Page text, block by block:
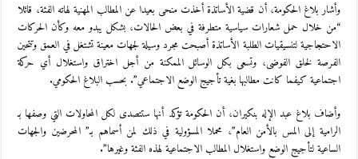
وأشار بلاغ الحكومة، أن قضية الأساتذة أخذت منحى بعيدا عن المطالب المهنية لهاته الفئة، قائلا
“من خلال حمل شعارات سياسية متطرفة في بعض الحالات، بشكل يبدو معه وكأن الحركات
الاحتجاجية لتنسيقيات الطلبة الأساتذة أصبحت مجرد وسيلة لجهات معينة تشتغل في العمق وتتحين
الفرصة لخلق الفوضى، وتسعى بكل الوسائل الممكنة من أجل اختراق واستغلال أي حركة
اجتماعية كيفما كانت مطالبها بغية تأجيج الوضع الاجتماعي”. بحسب البلاغ الحكومي.
وأضاف بلاغ عبد الإله بنكيران، أن الحكومة تؤكد أنها ستتصدى لكل المحاولات التي وصفها بـ
الرامية إلى المس بالأمن العام”، محملا المسؤولية في ذلك لمن أسماهم بـ” المحرضين والجهات
الساعية لتأجيج الوضع واستغلال المطالب الاجتماعية لهذه الفئة وغيرها”.